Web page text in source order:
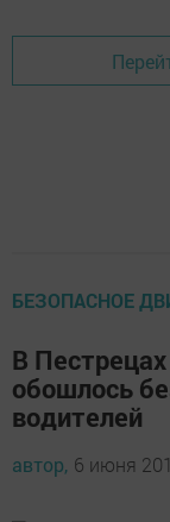
БЕЗОПАСНОЕ
В
обошлось
водителей
автор, 6 июня